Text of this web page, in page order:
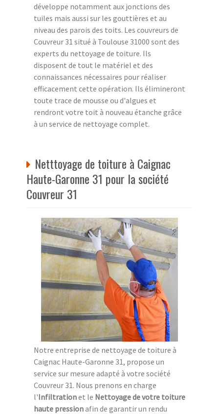
développe notamment aux jonctions des
tuiles mais aussi sur les gouttières et au
niveau des parois des toits. Les couvreurs de
Couvreur 31 situé à Toulouse 31000 sont des
experts du nettoyage de toiture. Ils
disposent de tout le matériel et des
connaissances nécessaires pour réaliser
efficacement cette opération. Ils élimineront
toute trace de mousse ou d'algues et
rendront votre toit à nouveau étanche grâce
à un service de nettoyage complet.
Netttoyage de toiture à Caignac
Haute-Garonne 31 pour la société
Couvreur 31
Notre entreprise de nettoyage de toiture à
Caignac Haute-Garonne 31, propose un
service sur mesure adapté à votre société
Couvreur 31. Nous prenons en charge
l'Infiltrationet le Nettoyage de votre toiture
haute pressionafin de garantir un rendu